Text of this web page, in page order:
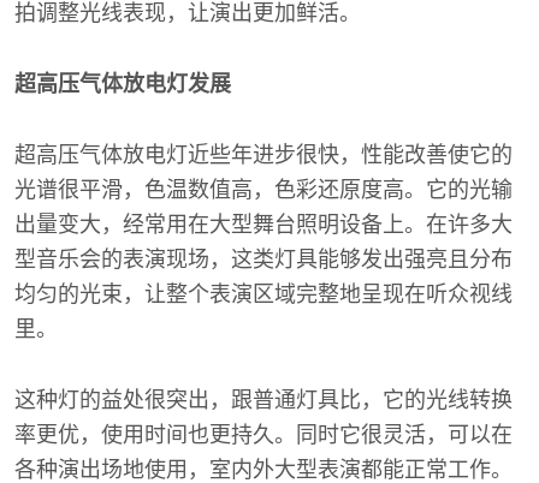
拍调整光线表现，让演出更加鲜活。
超高压气体放电灯发展
超高压气体放电灯近些年进步很快，性能改善使它的
光谱很平滑，色温数值高，色彩还原度高。它的光输
出量变大，经常用在大型舞台照明设备上。在许多大
型音乐会的表演现场，这类灯具能够发出强亮且分布
均匀的光束，让整个表演区域完整地呈现在听众视线
里。
这种灯的益处很突出，跟普通灯具比，它的光线转换
率更优，使用时间也更持久。同时它很灵活，可以在
各种演出场地使用，室内外大型表演都能正常工作。